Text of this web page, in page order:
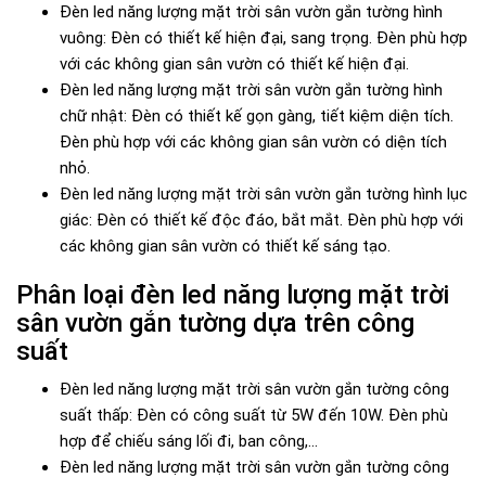
Đèn led năng lượng mặt trời sân vườn gắn tường hình
vuông: Đèn có thiết kế hiện đại, sang trọng. Đèn phù hợp
với các không gian sân vườn có thiết kế hiện đại.
Đèn led năng lượng mặt trời sân vườn gắn tường hình
chữ nhật: Đèn có thiết kế gọn gàng, tiết kiệm diện tích.
Đèn phù hợp với các không gian sân vườn có diện tích
nhỏ.
Đèn led năng lượng mặt trời sân vườn gắn tường hình lục
giác: Đèn có thiết kế độc đáo, bắt mắt. Đèn phù hợp với
các không gian sân vườn có thiết kế sáng tạo.
Phân loại đèn led năng lượng mặt trời
sân vườn gắn tường dựa trên công
suất
Đèn led năng lượng mặt trời sân vườn gắn tường công
suất thấp: Đèn có công suất từ 5W đến 10W. Đèn phù
hợp để chiếu sáng lối đi, ban công,...
Đèn led năng lượng mặt trời sân vườn gắn tường công